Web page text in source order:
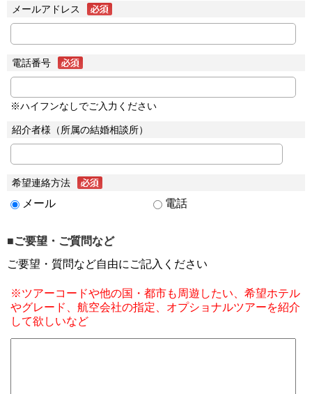
メールアドレス
電話番号
※ハイフンなしでご入力ください
紹介者様（所属の結婚相談所）
希望連絡方法
メール 電話
■ご要望・ご質問など
ご要望・質問など自由にご記入ください
※ツアーコードや他の国・都市も周遊したい、希望ホテル
やグレード、航空会社の指定、オプショナルツアーを紹介
して欲しいなど